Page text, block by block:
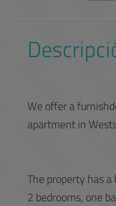
We offer a
apartment in
The property has
2 bedrooms, one